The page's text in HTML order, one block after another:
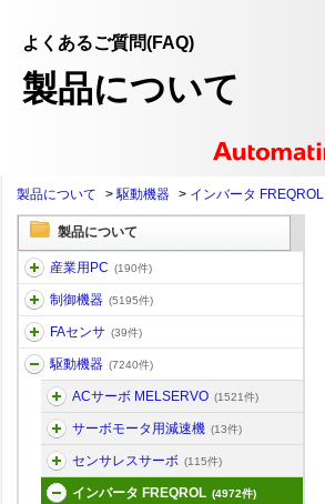
よくあるご質問(FAQ)
製品について
製品について >駆動機器 > インバータ FREQROL
製品について
産業用PC (190件)
制御機器 (5195件)
FAセンサ (39件)
駆動機器 (7240件)
ACサーボ MELSERVO (1521件)
サーボモータ用減速機 (13件)
センサレスサーボ (115件)
インバータ FREQROL (4972件)